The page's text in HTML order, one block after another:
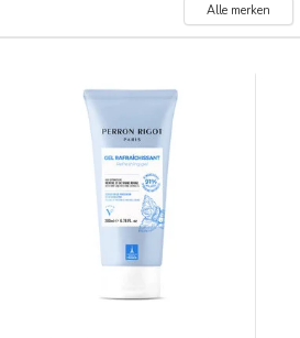
Alle merken